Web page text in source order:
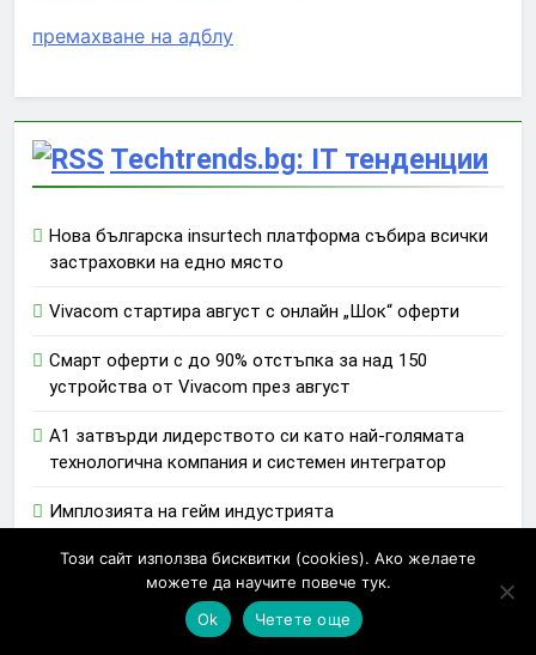
премахване на адблу
Techtrends.bg: IT тенденции
Нова българска insurtech платформа събира всички
застраховки на едно място
Vivacom стартира август с онлайн „Шок“ оферти
Смарт оферти с до 90% отстъпка за над 150
устройства от Vivacom през август
А1 затвърди лидерството си като най-голямата
технологична компания и системен интегратор
Имплозията на гейм индустрията
Newsmatic - News WordPress Theme 2026. Powered By
BlazeThemes.
Този сайт използва бисквитки (cookies). Ако желаете
можете да научите повече тук.
Ok
Четете още